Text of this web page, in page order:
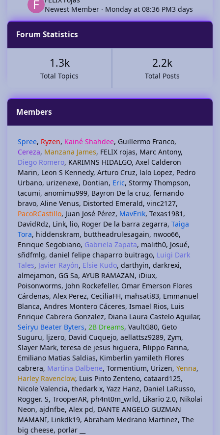
Newest Member · Monday at 08:36 PM3 days
Forum Statistics
Total Topics
1.3k
Total Posts
2.2k
Members
Spree Ryzen Kainé Shahdee Guillermo Franco
Cereza Manzana James FELIX rojas Marc Antony
Diego Romero KARIMNS HIDALGO Axel Calderon
Marin Leon S Kennedy Arturo Cruz lalo Lopez Pedro
Urbano urizenexe Dontian Eric Stormy Thompson
tacumi anomimu999 Bayron De la cruz fernando
bravo Aline Venus Distorted Emerald vinc2127
PacoRCastillo Juan José Pérez MavErik Texas1981
DavidRdz Link lio Roger De la barra zegarra Taiga
Tora hiddenskram buttheadrulesagain nwoo66
Enrique Segobiano Gabriela Zapata malith0 Josué
sñdfmlg daniel felipe chaparro buitrago Luigi Dark
Tales Javier Rayón Elsie Kudo darthyin darkrexi
almejamon GG Sa AYUB RAMAZAN iDiux
Poisonworms John Rockefeller Omar Emerson Flores
Cárdenas Alex Perez CeciliaFH mahsati83 Emmanuel
Blanca Andres Montero Cáceres Ismael Rios Luis
Enrique Cabrera Gonzalez Diana Laura Castelo Aguilar
Seiryu Beater Byters 2B Dreams VaultG80 Geto
Suguru ljzero David Cuquejo aellattsz9289 Zym
Slayer Mark teresa de jesus higuera Filippo Farina
Emiliano Matias Saldias Kimberlin yamileth Flores
cabrera Martina Dalbene Tormentium Urizen Yenna
Harley Ravenclow Luis Pinto Zenteno cataard125
Nicole Valencia thedark x Yazz Hanz Daniel LaRusso
Rogger. S TrooperAR ph4nt0m_wrld Likario 2.0 Nikolai
Neon ajdnfbe Alex pd DANTE ANGELO GUZMAN
MAMANI Linkdk19 Abraham Medrano Martinez The
big cheese porlar __